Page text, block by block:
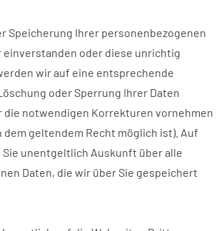
Speicherung Ihrer personenbezogenen
einverstanden oder diese unrichtig
wir auf eine entsprechende
oder Sperrung Ihrer Daten
die notwendigen Korrekturen vornehmen
dem geltendem Recht möglich ist). Auf
unentgeltlich Auskunft über alle
Daten, die wir über Sie gespeichert